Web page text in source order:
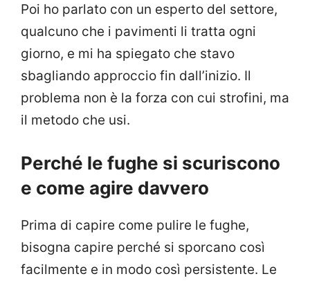
Poi ho parlato con un esperto del settore,
qualcuno che i pavimenti li tratta ogni
giorno, e mi ha spiegato che stavo
sbagliando approccio fin dall’inizio. Il
problema non è la forza con cui strofini, ma
il metodo che usi.
Perché le fughe si scuriscono
e come agire davvero
Prima di capire come pulire le fughe,
bisogna capire perché si sporcano così
facilmente e in modo così persistente. Le